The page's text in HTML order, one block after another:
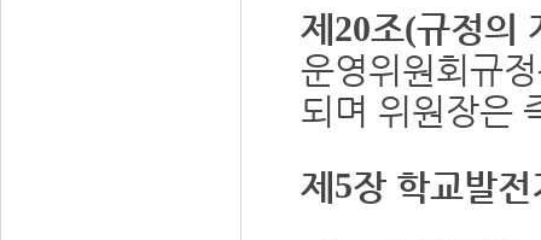
제 20조(규정의
운영위원회규
되며 위원장은
제 5장 학교발